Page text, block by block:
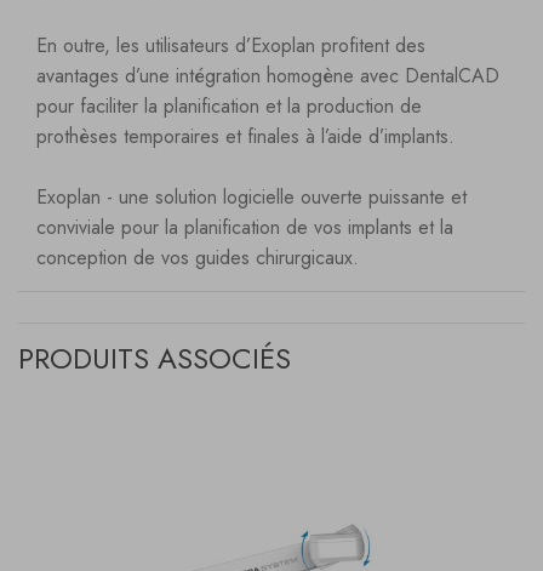
En outre, les utilisateurs d’Exoplan profitent des
avantages d’une intégration homogène avec DentalCAD
pour faciliter la planification et la production de
prothèses temporaires et finales à l’aide d’implants.
Exoplan - une solution logicielle ouverte puissante et
conviviale pour la planification de vos implants et la
conception de vos guides chirurgicaux.
PRODUITS ASSOCIÉS